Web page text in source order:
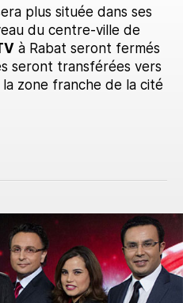
plus située dans ses
du centre-ville de
à Rabat seront fermés
seront transférées vers
zone franche de la cité